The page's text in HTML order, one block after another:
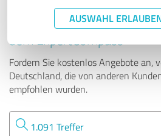
AUSWAHL
Tipp: Die passenden
dem ExpertCompass
Fordern Sie kostenlos Angebote an,
Deutschland, die von anderen
empfohlen wurden.
1.091 Treffer